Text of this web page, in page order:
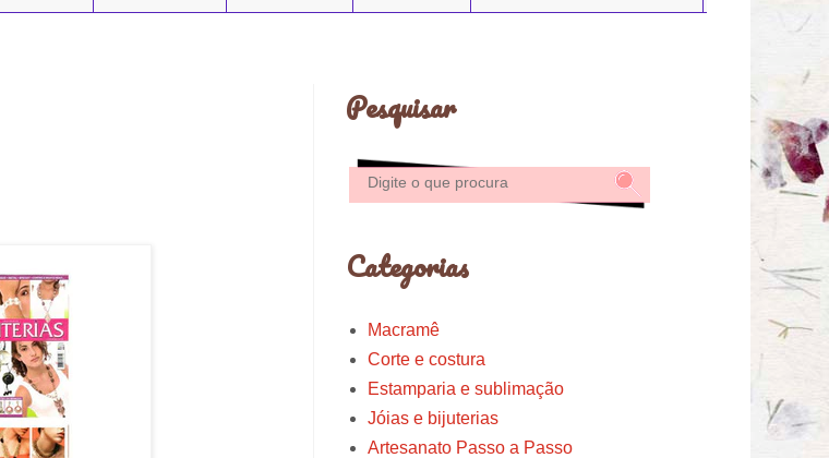
Pesquisar
Categorias
Macramê
Corte e costura
Estamparia e sublimação
Jóias e bijuterias
Artesanato Passo a Passo